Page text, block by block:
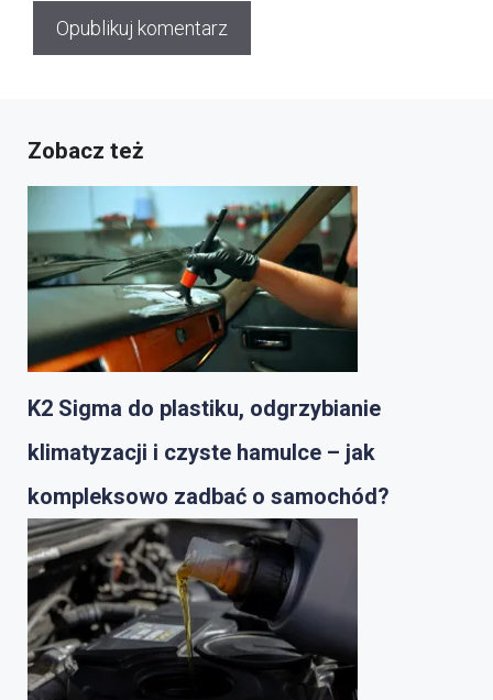
Zobacz też
K2 Sigma do plastiku, odgrzybianie
klimatyzacji i czyste hamulce – jak
kompleksowo zadbać o samochód?